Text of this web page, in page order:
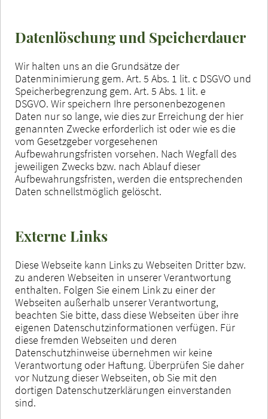
Datenlöschung und Speicherdauer
Wir halten uns an die Grundsätze der
Datenminimierung gem. Art. 5 Abs. 1 lit. c DSGVO und
Speicherbegrenzung gem. Art. 5 Abs. 1 lit. e
DSGVO. Wir speichern Ihre personenbezogenen
Daten nur so lange, wie dies zur Erreichung der hier
genannten Zwecke erforderlich ist oder wie es die
vom Gesetzgeber vorgesehenen
Aufbewahrungsfristen vorsehen. Nach Wegfall des
jeweiligen Zwecks bzw. nach Ablauf dieser
Aufbewahrungsfristen, werden die entsprechenden
Daten schnellstmöglich gelöscht.
Externe Links
Diese Webseite kann Links zu Webseiten Dritter bzw.
zu anderen Webseiten in unserer Verantwortung
enthalten. Folgen Sie einem Link zu einer der
Webseiten außerhalb unserer Verantwortung,
beachten Sie bitte, dass diese Webseiten über ihre
eigenen Datenschutzinformationen verfügen. Für
diese fremden Webseiten und deren
Datenschutzhinweise übernehmen wir keine
Verantwortung oder Haftung. Überprüfen Sie daher
vor Nutzung dieser Webseiten, ob Sie mit den
dortigen Datenschutzerklärungen einverstanden
sind.